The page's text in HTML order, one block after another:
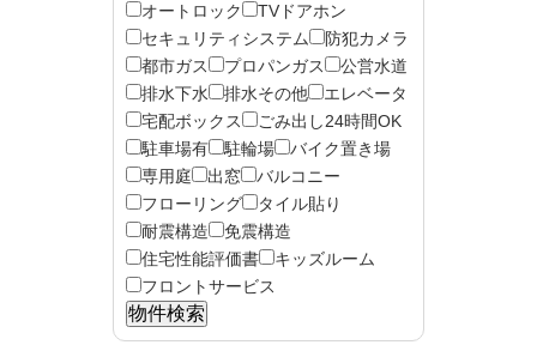
オートロック
TVドアホン
セキュリティシステム
防犯カメラ
都市ガス
プロパンガス
公営水道
排水下水
排水その他
エレベータ
宅配ボックス
ごみ出し24時間OK
駐車場有
駐輪場
バイク置き場
専用庭
出窓
バルコニー
フローリング
タイル貼り
耐震構造
免震構造
住宅性能評価書
キッズルーム
フロントサービス